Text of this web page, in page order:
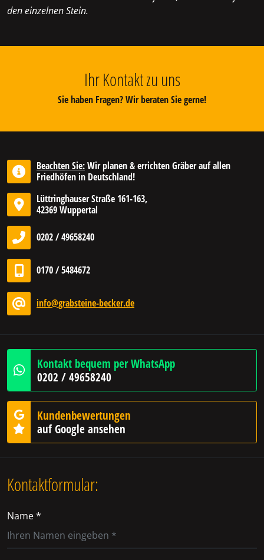
den einzelnen Stein.
Ihr Kontakt zu uns
Sie haben Fragen? Wir beraten Sie gerne!
Beachten Sie:Wir planen & errichten Gräber auf allen
Friedhöfen in Deutschland!
Lüttringhauser Straße 161-163,
42369 Wuppertal
0202 / 49658240
0170 / 5484672
info@grabsteine-becker.de
Kontakt bequem per WhatsApp
0202 / 49658240
Kundenbewertungen
auf Google ansehen
Kontaktformular:
Name *